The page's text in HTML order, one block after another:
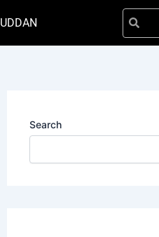
UDDAN
Search
Search